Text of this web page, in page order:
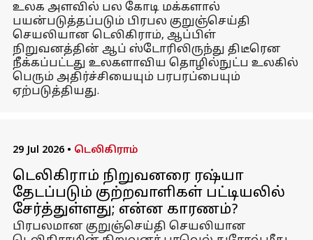
உலக அளவில் பல கோடி மக்களால்
பயன்படுத்தப்படும் பிரபல குறுஞ்செய்தி
செயலியான டெலிகிராம், ஆப்பிள்
நிறுவனத்தின் ஆப் ஸ்டோரிலிருந்து திடீரென
நீக்கப்பட்டது உலகளாவிய தொழில்நுட்ப உலகில்
பெரும் அதிர்ச்சியையும் பரபரப்பையும்
ஏற்படுத்தியது.
29 Jul 2026 • டெலிகிராம்
டெலிகிராம் நிறுவனரை ரஷ்யா
தேடப்படும் குற்றவாளிகள் பட்டியலில்
சேர்த்துள்ளது; என்ன காரணம்?
பிரபலமான குறுஞ்செய்தி செயலியான